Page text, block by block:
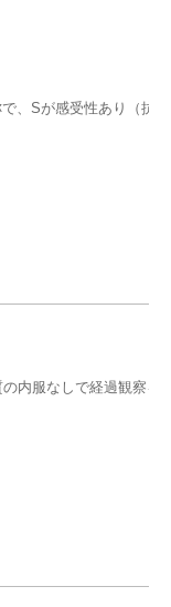
、Sが感受性あり（抗
内服なしで経過観察を